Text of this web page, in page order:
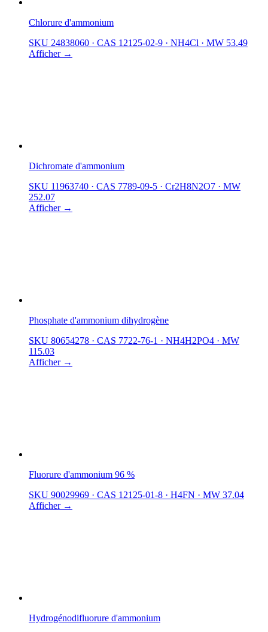
Chlorure d'ammonium
SKU 24838060 · CAS 12125-02-9 · NH4Cl · MW 53.49
Afficher →
Dichromate d'ammonium
SKU 11963740 · CAS 7789-09-5 · Cr2H8N2O7 · MW
252.07
Afficher →
Phosphate d'ammonium dihydrogène
SKU 80654278 · CAS 7722-76-1 · NH4H2PO4 · MW
115.03
Afficher →
Fluorure d'ammonium 96 %
SKU 90029969 · CAS 12125-01-8 · H4FN · MW 37.04
Afficher →
Hydrogénodifluorure d'ammonium